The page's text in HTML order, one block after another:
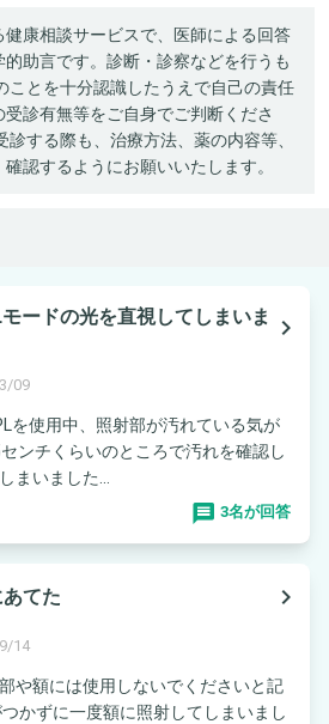
康相談サービスで、医師による回答
助言です。診断・診察などを行うも
ことを十分認識したうえで自己の責任
診有無等をご自身でご判断くださ
する際も、治療方法、薬の内容等、
認するようにお願いいたします。
ードの光を直視してしまいま
navigate_next
09
を使用中、照射部が汚れている気が
ンチくらいのところで汚れを確認し
まいました...
3名が回答
てた
navigate_next
14
や額には使用しないでくださいと記
かずに一度額に照射してしまいまし